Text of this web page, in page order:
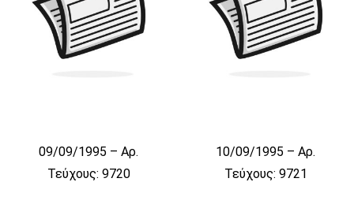
09/09/1995 – Αρ.
Τεύχους: 9720
10/09/1995 – Αρ.
Τεύχους: 9721